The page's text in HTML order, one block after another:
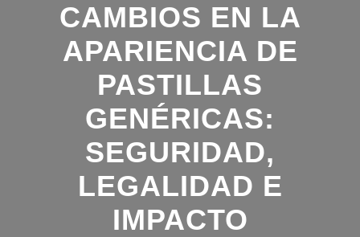
CAMBIOS EN LA
APARIENCIA DE
PASTILLAS
GENÉRICAS:
SEGURIDAD,
LEGALIDAD E
IMPACTO